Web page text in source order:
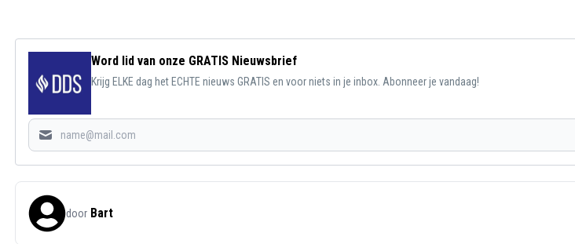
Word lid van onze GRATIS Nieuwsbrief
Krijg ELKE dag het ECHTE nieuws GRATIS en voor niets in je inbox. Abonneer je vandaag!
door Bart